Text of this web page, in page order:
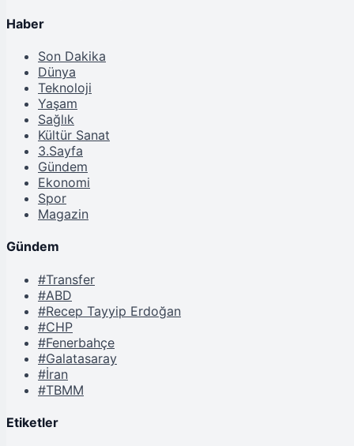
Haber
Son Dakika
Dünya
Teknoloji
Yaşam
Sağlık
Kültür Sanat
3.Sayfa
Gündem
Ekonomi
Spor
Magazin
Gündem
#Transfer
#ABD
#Recep Tayyip Erdoğan
#CHP
#Fenerbahçe
#Galatasaray
#İran
#TBMM
Etiketler